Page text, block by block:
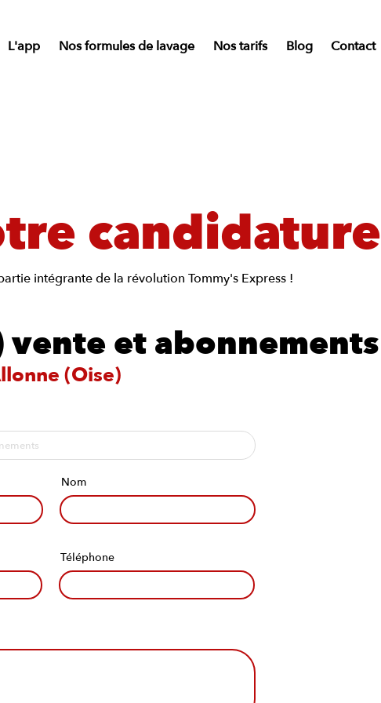
L'app Nos formules de lavage Nos tarifs Blog Contact
candidature
intégrante de la révolution Tommy's Express !
vente et abonnements
(Oise)
Nom
Téléphone